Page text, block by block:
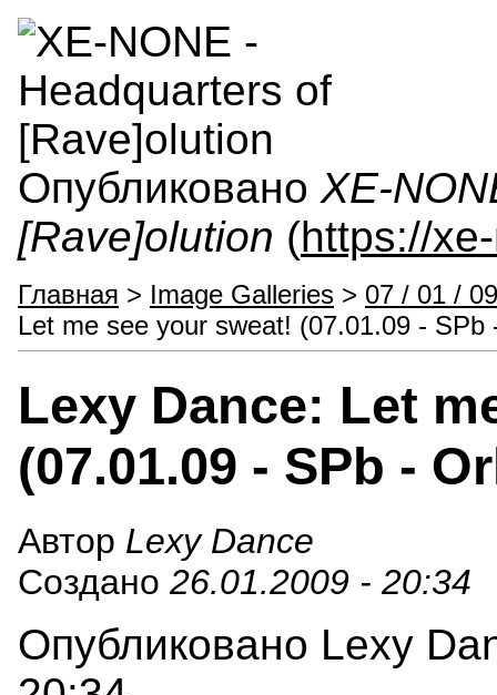
Опубликовано XE-
[Rave]olution (https://
Главная > Image Galleries > 07 / 01 /
Let me see your sweat! (07.01.09 - SPb
Lexy Dance: Let
(07.01.09 - SPb -
Автор Lexy Dance
Создано 26.01.2009 - 20:34
Опубликовано Lexy